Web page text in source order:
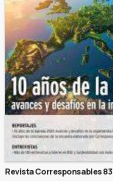
Revista Corresponsables 83